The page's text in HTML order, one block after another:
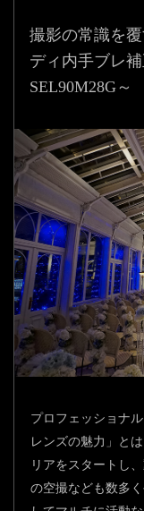
撮影の常識を
ディ内手ブレ補
SEL90M28G～
プロフェッショナ
レンズの魅力」と
リアをスタートし
の空撮なども数多